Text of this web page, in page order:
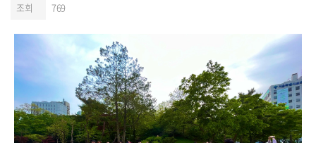
조회
769